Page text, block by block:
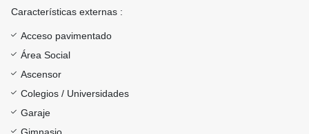
Características externas :
Acceso pavimentado
Área Social
Ascensor
Colegios / Universidades
Garaje